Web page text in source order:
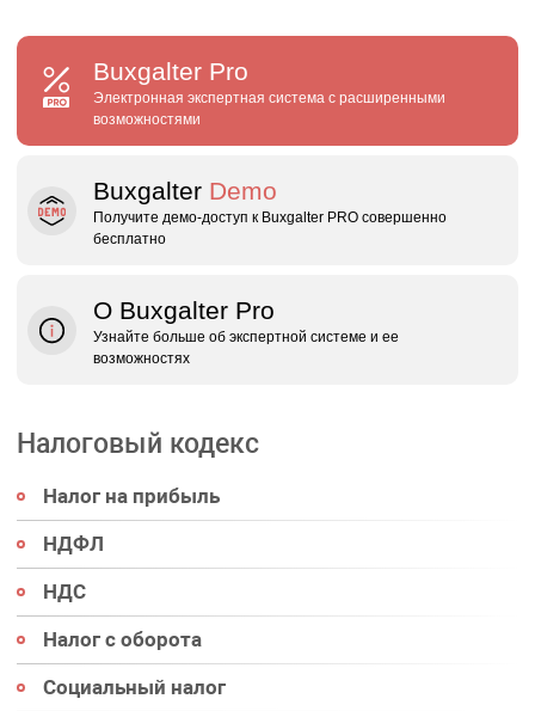
Buxgalter Pro
Электронная экспертная система с расширенными
возможностями
Buxgalter Demo
Получите демо‑доступ к Buxgalter PRO совершенно
бесплатно
О Buxgalter Pro
Узнайте больше об экспертной системе и ее
возможностях
Налоговый кодекс
Налог на прибыль
НДФЛ
НДС
Налог с оборота
Социальный налог